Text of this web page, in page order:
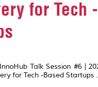
for Tech
Talk Session #6 |
for Tech -Based Startups .